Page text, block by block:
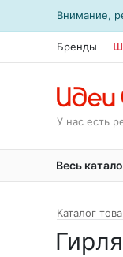
Внимание,
Бренды
У нас есть
Весь
Каталог